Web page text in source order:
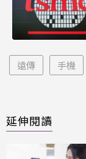
遠傳 手機
延伸閱讀